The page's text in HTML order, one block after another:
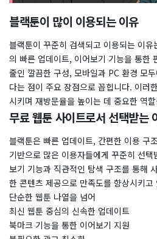
블랙툰이 많이 이용되는 이유
블랙툰이 꾸준히 검색되고 이용되는 이
의 빠른 업데이트, 이어보기 기능을 통한
줄인 깔끔한 구성, 모바일과 PC 환경 모
다는 점이 주요 장점으로 꼽힙니다. 이러
시키며 재방문율을 높이는 데 중요한 역
무료 웹툰 사이트로서 선택받는
블랙툰은 빠른 업데이트, 간편한 이용 구
기반으로 많은 이용자들에게 꾸준히 선
보기 기능과 직관적인 탐색 구조를 통해
한 콘텐츠 제공으로 만족도를 향상시키고
단순한 웹툰 나열을 넘어
최신 웹툰 중심의 신속한 업데이트
북마크 기능을 통한 이어보기 지원